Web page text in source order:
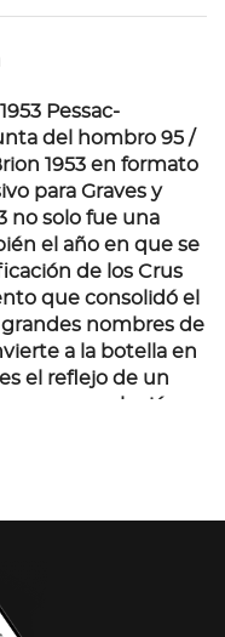
Pessac-
del hombro 95 /
1953 en formato
para Graves y
no solo fue una
el año en que se
de los Crus
que consolidó el
nombres de
a la botella en
el reflejo de un
su evolución se
la propiedad. Es
en un